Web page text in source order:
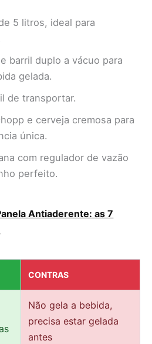
5 litros, ideal para
barril duplo a vácuo para
gelada.
de transportar.
e cerveja cremosa para
única.
com regulador de vazão
perfeito.
Antiaderente: as 7
CONTRAS
Não gela a bebida,
precisa estar gelada
antes